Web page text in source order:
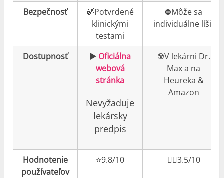
Bezpečnosť
🍃Potvrdené
klinickými
testami
⛔️Môže sa
individuálne líšiť
Dostupnosť ▶️ Oficiálna
webová
stránka
Nevyžaduje
lekársky
predpis
☢️V lekárni Dr.
Max a na
Heureka &
Amazon
Hodnotenie
používateľov
⭐️9.8/10 👎🏼3.5/10